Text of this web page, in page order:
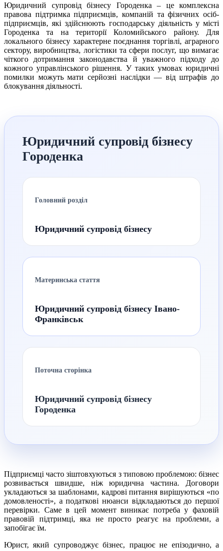
Юридичний супровід бізнесу Городенка – це комплексна
правова підтримка підприємців, компаній та фізичних осіб-
підприємців, які здійснюють господарську діяльність у місті
Городенка та на території Коломийського району. Для
локального бізнесу характерне поєднання торгівлі, аграрного
сектору, виробництва, логістики та сфери послуг, що вимагає
чіткого дотримання законодавства й уважного підходу до
кожного управлінського рішення. У таких умовах юридичні
помилки можуть мати серйозні наслідки — від штрафів до
блокування діяльності.
Юридичний супровід бізнесу
Городенка
Головний розділ
Юридичний супровід бізнесу
Материнська стаття
Юридичний супровід бізнесу Івано-
Франківськ
Поточна сторінка
Юридичний супровід бізнесу
Городенка
Підприємці часто зіштовхуються з типовою проблемою: бізнес
розвивається швидше, ніж юридична частина. Договори
укладаються за шаблонами, кадрові питання вирішуються «по
домовленості», а податкові нюанси відкладаються до першої
перевірки. Саме в цей момент виникає потреба у фаховій
правовій підтримці, яка не просто реагує на проблеми, а
запобігає їм.
Юрист, який супроводжує бізнес, працює не епізодично, а